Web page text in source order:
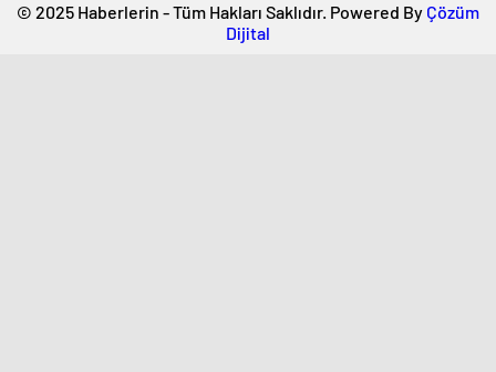
© 2025 Haberlerin - Tüm Hakları Saklıdır. Powered By Çözüm
Dijital